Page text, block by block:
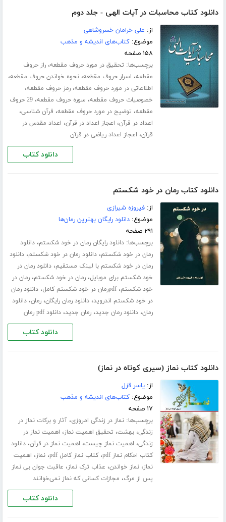
دانلود کتاب محاسبات در آیات الهی - جلد دوم
از: علی خرامان خسروشاهی
موضوع:کتاب‌های اندیشه و مذهب
۱۵۸ صفحه
برچسب‌ها: تحقیق در مورد حروف مقطعه،راز حروف
مقطعه، اسرار حروف مقطعه،نحوه خواندن حروف مقطعه،
اطلاعاتی در مورد حروف مقطعه،رمز حروف مقطعه،
خصوصیات حروف مقطعه، سوره حروف مقطعه،
29 حروف
مقطعه، توضیح در مورد حروف مقطعه، قرآن شناسی،
اعداد در قرآن، اعجاز اعداد در قرآن، اعداد مقدس در
قرآن، اعجاز اعداد ریاضی در قرآن
دانلود کتاب
دانلود کتاب رمان در خود شکستم
از:فیروزه شیرازی
موضوع:دانلود رایگان بهترین رمان‌ها
۲۹۱ صفحه
برچسب‌ها:دانلود رایگان رمان در خود شکستم،دانلود
رمان در خود شکستم،دانلود رمان در خود شکستم،دانلود
رمان در خود شکستم با لینک مستقیم،دانلود رمان در
خود شکستم برای موبایل،رمان در خود شکستم،رمان در
خود شکستم،pdfرمان در خود شکستم کامل ،دانلود رمان
در خود شکستم اندروید،دانلود رمان رایگان،رمان،دانلود
رمان،دانلود رمان جدید،رمان جدید،دانلود pdf رمان
دانلود کتاب
دانلود کتاب نماز (سیری کوتاه در نماز)
از:یاسر قزل
موضوع:کتاب‌های اندیشه و مذهب
۱۷ صفحه
برچسب‌ها:نماز در زندگی امروزی،آثار و برکات نماز در
زندگی،بهشت، تحقیق اهمیت نماز، اهمیت نماز در
زندگی، اهمیت نماز چیست، اهمیت نماز در قرآن،دانلود
کتاب احکام نماز pdf
،کتاب نماز کامل pdf ،نماز، اهمیت
نماز،نماز خواندن، عذاب ترک نماز، عاقبت جوان بی نماز
پس از مرگ، مجازات کسانی که نماز نمی‌خوانند
دانلود کتاب